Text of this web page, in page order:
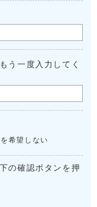
う一度入力してく
希望しない
の確認ボタンを押